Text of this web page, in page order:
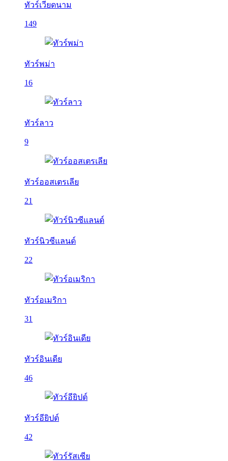
ทัวร์เวียดนาม
149
ทัวร์พม่า
16
ทัวร์ลาว
9
ทัวร์ออสเตรเลีย
21
ทัวร์นิวซีแลนด์
22
ทัวร์อเมริกา
31
ทัวร์อินเดีย
46
ทัวร์อียิปต์
42